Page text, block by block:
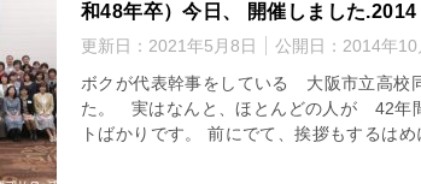
和48年卒）今日、 開催しました.2014
更新日： 2021年5月8日 公開日： 2014年10
ボクが代表幹事をしている 大阪市立高校
た。 実はなんと、ほとんどの人が 42年
トばかりです。 前にでて、挨拶もするは